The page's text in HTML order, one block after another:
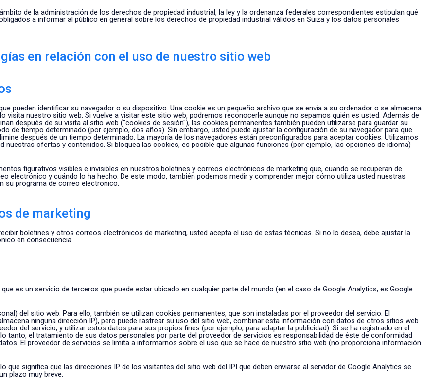
de la administración de los derechos de propiedad industrial, la ley y la ordenanza federales correspondientes estipulan qué
a informar al público en general sobre los derechos de propiedad industrial válidos en Suiza y los datos personales
en relación con el uso de nuestro sitio web
pueden identificar su navegador o su dispositivo. Una cookie es un pequeño archivo que se envía a su ordenador o se almacena
nuestro sitio web. Si vuelve a visitar este sitio web, podremos reconocerle aunque no sepamos quién es usted. Además de
después de su visita al sitio web ("cookies de sesión"), las cookies permanentes también pueden utilizarse para guardar su
de tiempo determinado (por ejemplo, dos años). Sin embargo, usted puede ajustar la configuración de su navegador para que
después de un tiempo determinado. La mayoría de los navegadores están preconfigurados para aceptar cookies. Utilizamos
ofertas y contenidos. Si bloquea las cookies, es posible que algunas funciones (por ejemplo, las opciones de idioma)
figurativos visibles e invisibles en nuestros boletines y correos electrónicos de marketing que, cuando se recuperan de
electrónico y cuándo lo ha hecho. De este modo, también podemos medir y comprender mejor cómo utiliza usted nuestras
su programa de correo electrónico.
de marketing
boletines y otros correos electrónicos de marketing, usted acepta el uso de estas técnicas. Si no lo desea, debe ajustar la
en consecuencia.
es un servicio de terceros que puede estar ubicado en cualquier parte del mundo (en el caso de Google Analytics, es Google
del sitio web. Para ello, también se utilizan cookies permanentes, que son instaladas por el proveedor del servicio. El
ninguna dirección IP), pero puede rastrear su uso del sitio web, combinar esta información con datos de otros sitios web
del servicio, y utilizar estos datos para sus propios fines (por ejemplo, para adaptar la publicidad). Si se ha registrado en el
tanto, el tratamiento de sus datos personales por parte del proveedor de servicios es responsabilidad de éste de conformidad
El proveedor de servicios se limita a informarnos sobre el uso que se hace de nuestro sitio web (no proporciona información
que significa que las direcciones IP de los visitantes del sitio web del IPI que deben enviarse al servidor de Google Analytics se
plazo muy breve.